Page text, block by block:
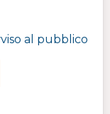
al pubblico